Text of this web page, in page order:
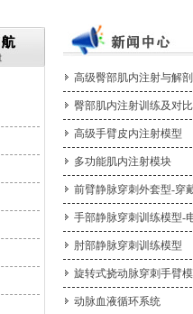
高级臀部肌内注射与解
臀部肌内注射训练及对
高级手臂皮内注射模型
多功能肌内注射模块
前臂静脉穿刺外套型-穿
手部静脉穿刺训练模型-
肘部静脉穿刺训练模型
旋转式挠动脉穿刺手臂
动脉血液循环系统